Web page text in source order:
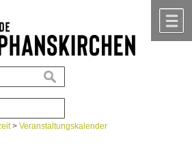
suchen
>Veranstaltungskalender